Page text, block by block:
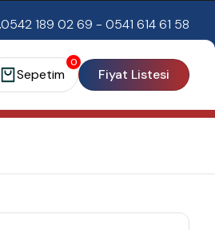
0542 189 02 69 - 0541 614 61 58
0
Sepetim Fiyat Listesi